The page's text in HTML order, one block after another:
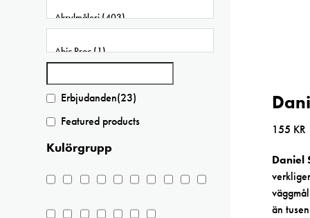
155 KR
Daniel
än
Erbjudanden(23)
Featured products
Kulörgrupp